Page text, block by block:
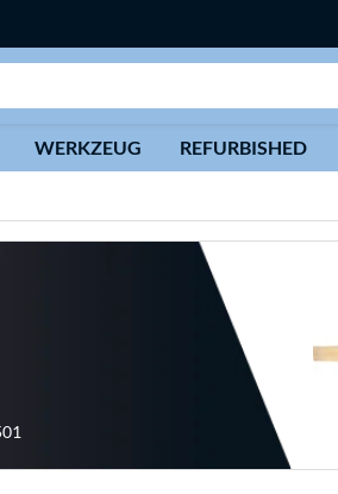
WERKZEUG REFURBISHED